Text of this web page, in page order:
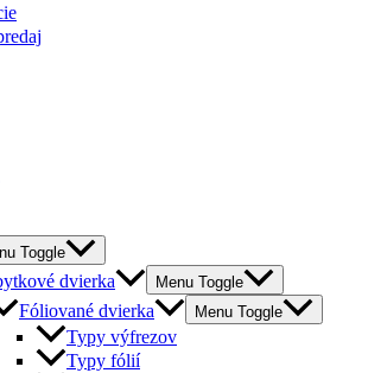
Toggle
dvierka Menu Toggle
Fóliované dvierka Menu Toggle
Typy výfrezov
Typy fólií